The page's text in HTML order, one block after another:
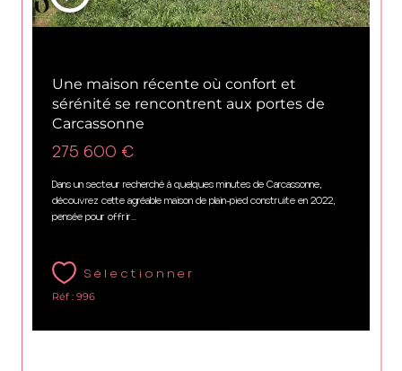
Une maison récente où confort et
sérénité se rencontrent aux portes de
Carcassonne
275 600 €
Dans un secteur recherché à quelques minutes de Carcassonne,
découvrez cette agréable maison de plain-pied construite en 2022,
pensée pour offrir...
Sélectionner
Réf : 996